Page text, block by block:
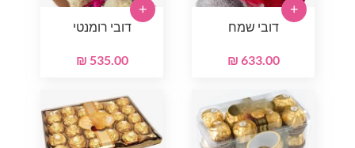
דובי שמח
633.00 ₪
+
דובי רומנטי
535.00 ₪
+